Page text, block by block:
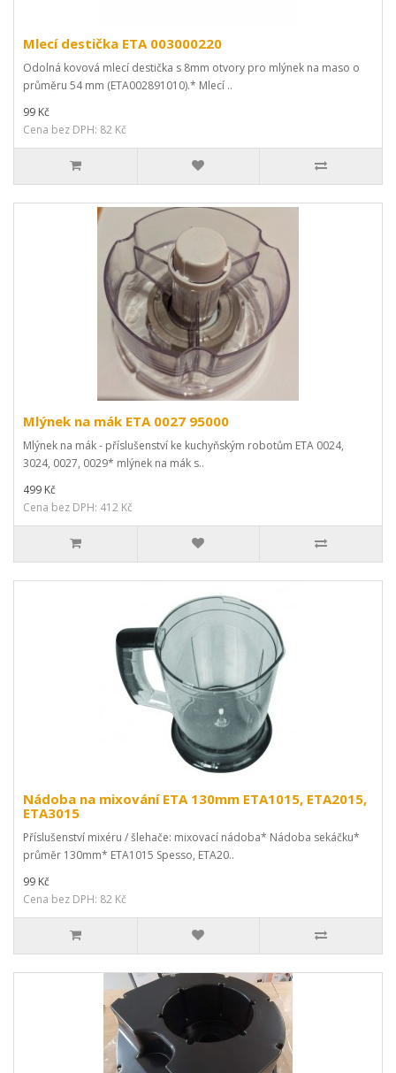
Mlecí destička ETA 003000220
Odolná kovová mlecí destička s 8mm otvory pro mlýnek na maso o
průměru 54 mm (ETA002891010).* Mlecí ..
99 Kč
Cena bez DPH: 82 Kč
Mlýnek na mák ETA 0027 95000
Mlýnek na mák - příslušenství ke kuchyňským robotům ETA 0024,
3024, 0027, 0029* mlýnek na mák s..
499 Kč
Cena bez DPH: 412 Kč
Nádoba na mixování ETA 130mm ETA1015, ETA2015,
ETA3015
Příslušenství mixéru / šlehače: mixovací nádoba* Nádoba sekáčku*
průměr 130mm* ETA1015 Spesso, ETA20..
99 Kč
Cena bez DPH: 82 Kč